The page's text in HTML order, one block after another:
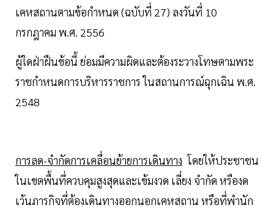
เคหสถานตามข้อกําหนด (ฉบับที่ 27) ลงวันที่ 10
กรกฎาคม พ.ศ. 2556
ผู้ใดฝ่าฝืนข้อนี้ ย่อมมีความผิดและต้องระวางโทษตามพระ
ราชกําหนดการบริหารราชการ ในสถานการณ์ฉุกเฉิน พ.ศ.
2548
การลด-จํากัดการเคลื่อนย้ายการเดินทาง โดยให้ประชาชน
ในเขตพื้นที่ควบคุมสูงสุดและเข้มงวด เลี่ยง จํากัด หรืองด
เว้นภารกิจที่ต้องเดินทางออกนอกเคหสถาน หรือที่พํานัก